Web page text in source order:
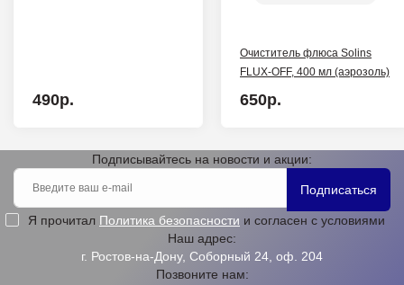
490р.
Очиститель флюса Solins
FLUX-OFF, 400 мл (аэрозоль)
650р.
Подписывайтесь на новости и акции:
Подписаться
Я прочитал Политика безопасности и согласен с условиями
Наш адрес:
г. Ростов-на-Дону, Соборный 24, оф. 204
Позвоните нам: